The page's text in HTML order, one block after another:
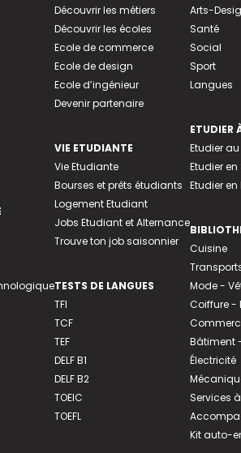
Découvrir les métiers
Découvrir les écoles
Ecole de commerce
Ecole de design
Ecole d’ingénieur
Devenir partenaire
VIE ETUDIANTE
Vie Etudiante
Bourses et prêts étudiants
Logement Etudiant
Jobs Etudiant et Alternance
Trouve ton job saisonnier
TESTS DE LANGUES
TFI
TCF
TEF
DELF B1
DELF B2
TOEIC
TOEFL
Arts-
Santé
Social
Sport
Langues
ETUDIER
Etudier
Etudier en
Etudier
Cuisine
Mode -
Coiffure -
Bâtiment
Électricité
Services
Kit auto-